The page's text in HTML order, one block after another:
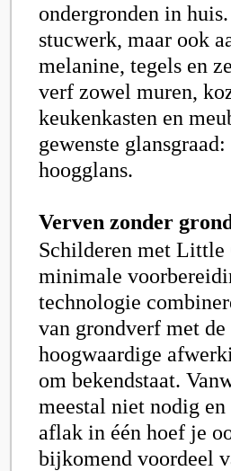
ondergronden in
stucwerk, maar ook
melanine, tegels en
verf zowel muren,
keukenkasten en
gewenste
hoogglans.
Verven zonder
Schilderen met Little
minimale
technologie
van grondverf met
hoogwaardige
om bekendstaat.
meestal niet nodig
aflak in één hoef je
bijkomend voordeel